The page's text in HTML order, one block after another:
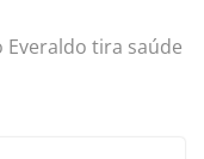
Everaldo tira saúde